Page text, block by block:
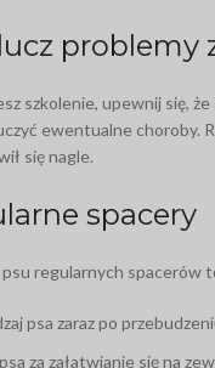
problemy
szkolenie, upewnij się,
ewentualne choroby.
się nagle.
spacery
regularnych spacerów
psa zaraz po
za załatwianie się na